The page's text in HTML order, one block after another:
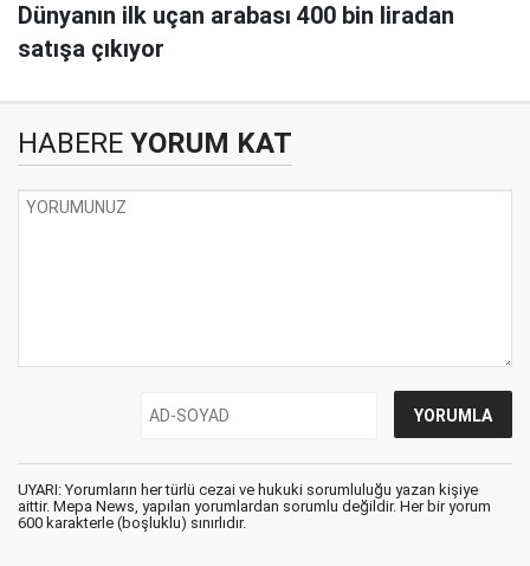
Dünyanın ilk uçan arabası 400 bin liradan
satışa çıkıyor
HABERE YORUM KAT
UYARI: Yorumların her türlü cezai ve hukuki sorumluluğu yazan kişiye
aittir. Mepa News, yapılan yorumlardan sorumlu değildir. Her bir yorum
600 karakterle (boşluklu) sınırlıdır.